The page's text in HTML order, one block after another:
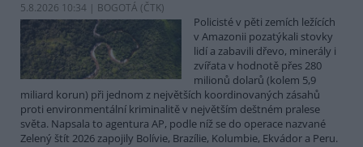
5.8.2026 10:34 | BOGOTÁ (ČTK)
Policisté v pěti zemích ležících
v Amazonii pozatýkali stovky
lidí a zabavili dřevo, minerály i
zvířata v hodnotě přes 280
milionů dolarů (kolem 5,9
miliard korun) při jednom z největších koordinovaných zásahů
proti environmentální kriminalitě v největším deštném pralese
světa. Napsala to agentura AP, podle níž se do operace nazvané
Zelený štít 2026 zapojily Bolívie, Brazílie, Kolumbie, Ekvádor a Peru.